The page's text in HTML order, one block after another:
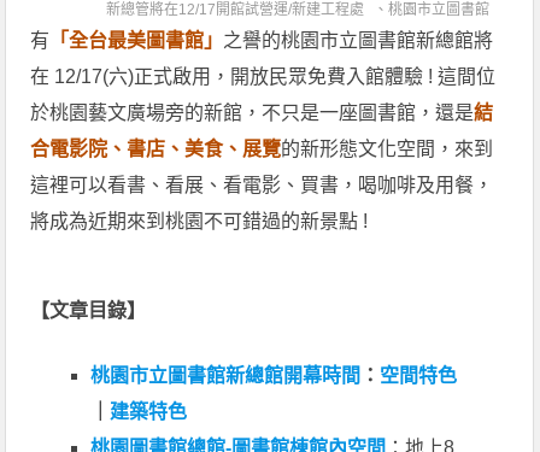
新總管將在12/17開館試營運/新建工程處 、桃園市立圖書館
有 「全台最美圖書館」 之譽的桃園市立圖書館新總館將
在 12/17(六)正式啟用，開放民眾免費入館體驗 ! 這間位
於桃園藝文廣場旁的新館，不只是一座圖書館，還是結
合電影院、書店、美食、展覽的新形態文化空間，來到
這裡可以看書、看展、看電影、買書，喝咖啡及用餐，
將成為近期來到桃園不可錯過的新景點 !
【文章目錄】
桃園市立圖書館新總館開幕時間 ： 空間特色
建築特色
桃園圖書館總館-圖書館棟館內空間 ：地上8